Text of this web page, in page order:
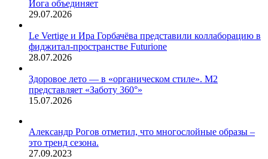
Йога объединяет
29.07.2026
Le Vertige и Ира Горбачёва представили коллаборацию в
фиджитал-пространстве Futurione
28.07.2026
Здоровое лето — в «органическом стиле». М2
представляет «Заботу 360°»
15.07.2026
Александр Рогов отметил, что многослойные образы –
это тренд сезона.
27.09.2023